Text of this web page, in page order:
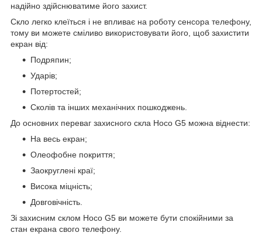
надійно здійснюватиме його захист.
Скло легко клеїться і не впливає на роботу сенсора телефону,
тому ви можете сміливо використовувати його, щоб захистити
екран від:
Подряпин;
Ударів;
Потертостей;
Сколів та інших механічних пошкоджень.
До основних переваг захисного скла Hoco G5 можна віднести:
На весь екран;
Олеофобне покриття;
Заокруглені краї;
Висока міцність;
Довговічність.
Зі захисним склом Hoco G5 ви можете бути спокійними за
стан екрана свого телефону.